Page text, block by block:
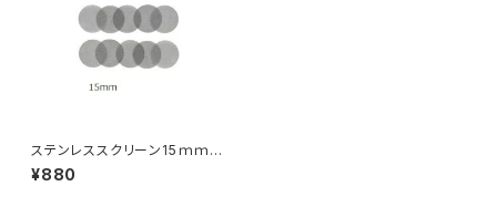
ステンレススクリーン15ｍｍ
ⅹ50枚入り
¥880